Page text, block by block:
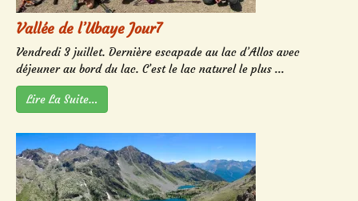
Vallée de l’Ubaye Jour7
Vendredi 3 juillet. Dernière escapade au lac d’Allos avec
déjeuner au bord du lac. C’est le lac naturel le plus ...
Lire La Suite…